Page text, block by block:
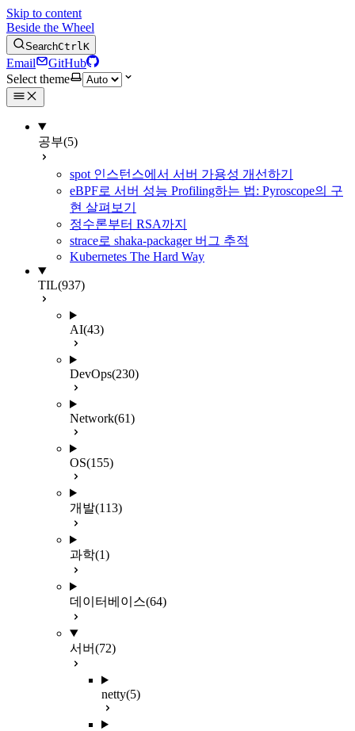
Skip to content
Beside the Wheel
SearchCtrlK
Email
GitHub
Select theme
공부(5)
spot 인스턴스에서 서버 가용성 개선하기
eBPF로 서버 성능 Profiling하는 법: Pyroscope의 구
현 살펴보기
정수론부터 RSA까지
strace로 shaka-packager 버그 추적
Kubernetes The Hard Way
TIL(937)
AI(43)
DevOps(230)
Network(61)
OS(155)
개발(113)
과학(1)
데이터베이스(64)
서버(72)
netty(5)